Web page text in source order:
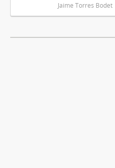
Jaime Torres Bodet